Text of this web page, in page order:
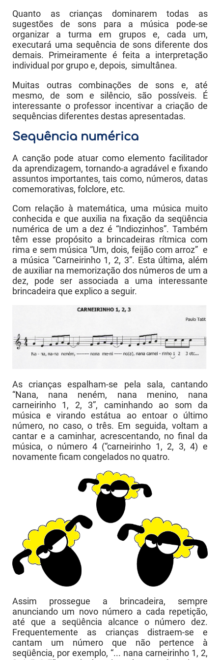
Quanto as crianças dominarem todas as
sugestões de sons para a música pode-se
organizar a turma em grupos e, cada um,
executará uma sequência de sons diferente dos
demais. Primeiramente é feita a interpretação
individual por grupo e, depois, simultânea.
Muitas outras combinações de sons e, até
mesmo, de som e silêncio, são possíveis. É
interessante o professor incentivar a criação de
sequências diferentes destas apresentadas.
Sequência numérica
A canção pode atuar como elemento facilitador
da aprendizagem, tornando-a agradável e fixando
assuntos importantes, tais como, números, datas
comemorativas, folclore, etc.
Com relação à matemática, uma música muito
conhecida e que auxilia na fixação da seqüência
numérica de um a dez é “Indiozinhos”. Também
têm esse propósito a brincadeiras rítmica com
rima e sem música “Um, dois, feijão com arroz” e
a música “Carneirinho 1, 2, 3”. Esta última, além
de auxiliar na memorização dos números de um a
dez, pode ser associada a uma interessante
brincadeira que explico a seguir.
As crianças espalham-se pela sala, cantando
“Nana, nana neném, nana menino, nana
carneirinho 1, 2, 3”, caminhando ao som da
música e virando estátua ao entoar o último
número, no caso, o três. Em seguida, voltam a
cantar e a caminhar, acrescentando, no final da
música, o número 4 (“carneirinho 1, 2, 3, 4) e
novamente ficam congelados no quatro.
Assim prossegue a brincadeira, sempre
anunciando um novo número a cada repetição,
até que a seqüência alcance o número dez.
Frequentemente as crianças distraem-se e
cantam um número que não pertence à
seqüência, por exemplo, “... nana carneirinho 1, 2,